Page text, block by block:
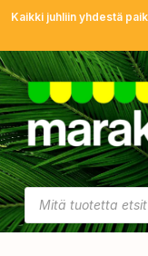
Kaikki juhliin yhdestä